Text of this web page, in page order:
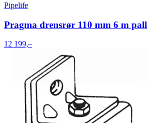
Pipelife
Pragma drensrør 110 mm 6 m pall
12 199,–